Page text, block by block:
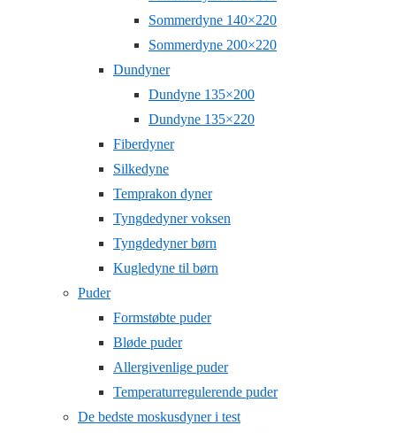
Sommerdyne 140×220
Sommerdyne 200×220
Dundyner
Dundyne 135×200
Dundyne 135×220
Fiberdyner
Silkedyne
Temprakon dyner
Tyngdedyner voksen
Tyngdedyner børn
Kugledyne til børn
Puder
Formstøbte puder
Bløde puder
Allergivenlige puder
Temperaturregulerende puder
De bedste moskusdyner i test